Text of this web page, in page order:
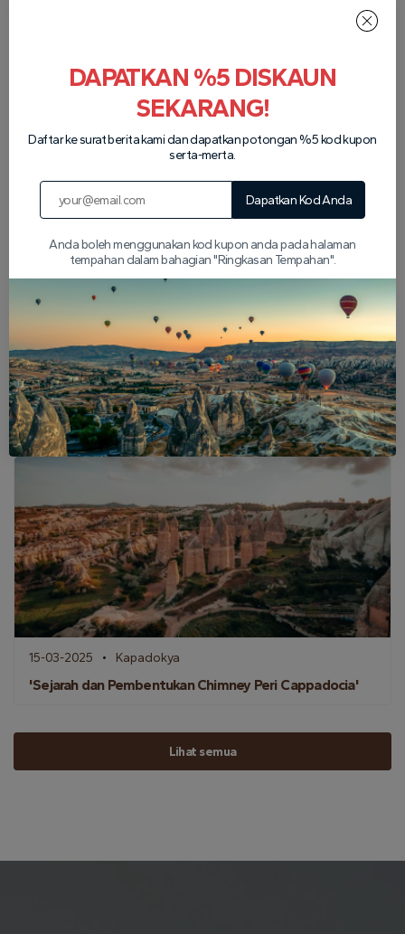
Pasangan kami
Artikel Popular Cappadocia
15-03-2025 Kapadokya
'Sejarah dan Pembentukan Chimney Peri Cappadocia'
Lihat semua
DAPATKAN %5 DISKAUN
SEKARANG!
Daftar ke surat berita kami dan dapatkan potongan %5 kod kupon
serta-merta.
Dapatkan Kod Anda
Anda boleh menggunakan kod kupon anda pada halaman
tempahan dalam bahagian "Ringkasan Tempahan".